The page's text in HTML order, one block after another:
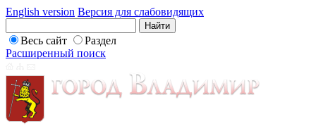
English version Версия для слабовидящих
Весь сайт
Раздел
Расширенный поиск